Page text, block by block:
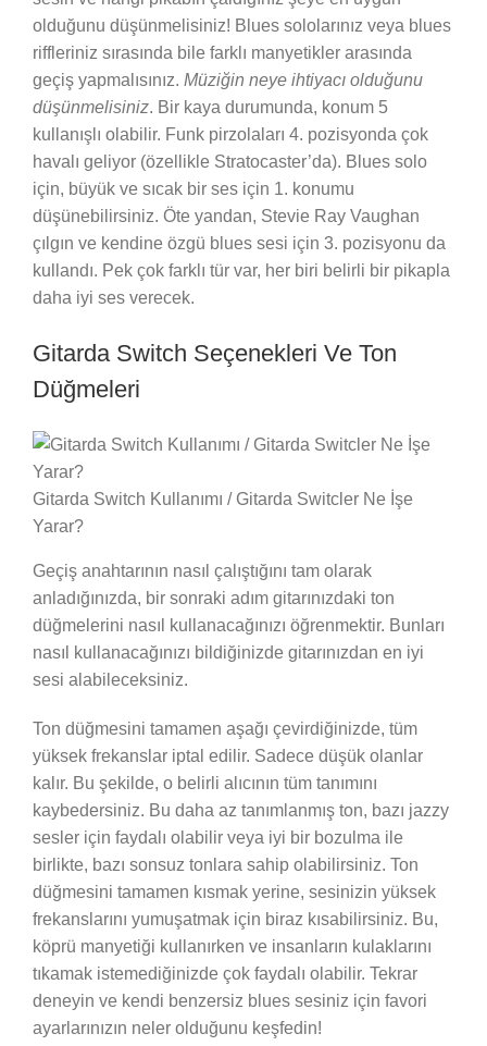
olduğunu düşünmelisiniz! Blues sololarınız veya blues
riffleriniz sırasında bile farklı manyetikler arasında
geçiş yapmalısınız. Müziğin neye ihtiyacı olduğunu
düşünmelisiniz. Bir kaya durumunda, konum 5
kullanışlı olabilir. Funk pirzolaları 4. pozisyonda çok
havalı geliyor (özellikle Stratocaster’da). Blues solo
için, büyük ve sıcak bir ses için 1. konumu
düşünebilirsiniz. Öte yandan, Stevie Ray Vaughan
çılgın ve kendine özgü blues sesi için 3. pozisyonu da
kullandı. Pek çok farklı tür var, her biri belirli bir pikapla
daha iyi ses verecek.
Gitarda Switch Seçenekleri Ve Ton
Düğmeleri
Gitarda Switch Kullanımı / Gitarda Switcler Ne İşe
Yarar?
Geçiş anahtarının nasıl çalıştığını tam olarak
anladığınızda, bir sonraki adım gitarınızdaki ton
düğmelerini nasıl kullanacağınızı öğrenmektir. Bunları
nasıl kullanacağınızı bildiğinizde gitarınızdan en iyi
sesi alabileceksiniz.
Ton düğmesini tamamen aşağı çevirdiğinizde, tüm
yüksek frekanslar iptal edilir. Sadece düşük olanlar
kalır. Bu şekilde, o belirli alıcının tüm tanımını
kaybedersiniz. Bu daha az tanımlanmış ton, bazı jazzy
sesler için faydalı olabilir veya iyi bir bozulma ile
birlikte, bazı sonsuz tonlara sahip olabilirsiniz. Ton
düğmesini tamamen kısmak yerine, sesinizin yüksek
frekanslarını yumuşatmak için biraz kısabilirsiniz. Bu,
köprü manyetiği kullanırken ve insanların kulaklarını
tıkamak istemediğinizde çok faydalı olabilir. Tekrar
deneyin ve kendi benzersiz blues sesiniz için favori
ayarlarınızın neler olduğunu keşfedin!